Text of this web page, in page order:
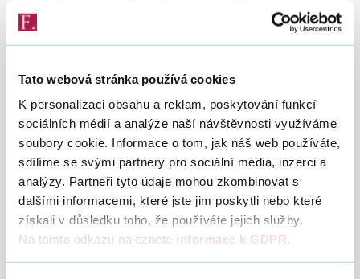
Tato webová stránka používá cookies
K personalizaci obsahu a reklam, poskytování funkcí
sociálních médií a analýze naší návštěvnosti využíváme
soubory cookie. Informace o tom, jak náš web používáte,
sdílíme se svými partnery pro sociální média, inzerci a
analýzy. Partneři tyto údaje mohou zkombinovat s
dalšími informacemi, které jste jim poskytli nebo které
získali v důsledku toho, že používáte jejich služby.
Na tomto odkazu naleznete informace k GDPR.
rozkryla způsob páchání trestné činnosti. Podařilo se také
ustanovit konkrétní osoby, které se tohoto jednání měly
dopouštět. Šetření probíhala nejen na území České republiky,
ale i v řadě zemí Evropské unie a to opět ve spolupráci s
Finanční správou. S ohledem na zjištěné výsledky
pokračovalo prověřování již ve spolupráci s kriminalisty
Jihočeské policie, specialisty na nejzávažnější hospodářské
trestné činy.
Shromážděné informace si vyžádaly další krok a to
provedení řady domovních prohlídek a prohlídek jiných
prostor, na kterých se podílelo několik desítek policistů a
celníků. Celkem 20 jich proběhlo současně na území